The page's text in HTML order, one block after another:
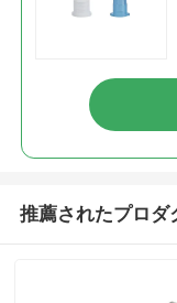
推薦されたプロダ